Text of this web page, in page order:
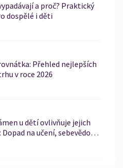
a proč? Praktický
dospělé i děti
Přehled nejlepších
v roce 2026
u dětí ovlivňuje jejich
na učení, sebevědomí